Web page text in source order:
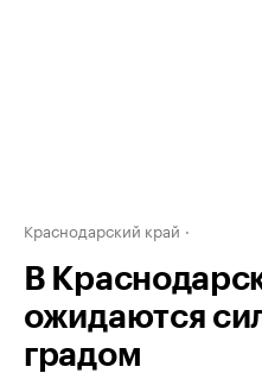
Краснодарский край
В
ожидаются
градом